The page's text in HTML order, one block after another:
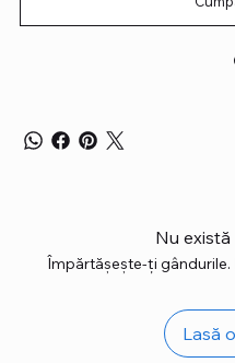
Nu
Împărtășește-ți gândurile.
Lasă